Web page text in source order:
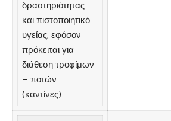
δραστηριότητας
και πιστοποιητικό
υγείας, εφόσον
πρόκειται για
διάθεση τροφίμων
– ποτών
(καντίνες)